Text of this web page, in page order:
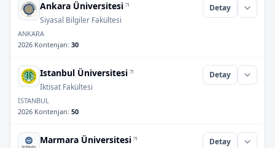
Ankara Üniversitesi
Siyasal Bilgiler Fakültesi
Detay
ANKARA
2026 Kontenjan: 30
Istanbul Üniversitesi
İktisat Fakültesi
Detay
İSTANBUL
2026 Kontenjan: 50
Marmara Üniversitesi Detay